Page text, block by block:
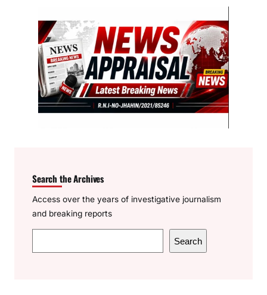
Search the Archives
Access over the years of investigative journalism
and breaking reports
e
Search